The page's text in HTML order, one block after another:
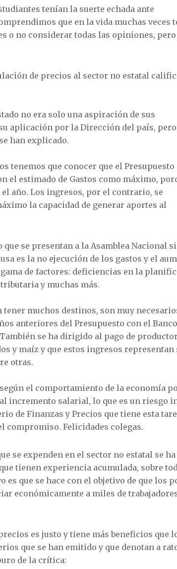
tenían la suerte echada ante
que en la vida muchas veces
o no considerar todas las opiniones,
de precios al sector no estatal
no era solo una aspiración de sus
aplicación por la Dirección del país,
han explicado.
tenemos que conocer que el Presupuesto
el estimado de Gastos como máximo,
año. Los ingresos, por el contrario, se
la capacidad de generar aportes al
se presentan a la Asamblea Nacional
es la no ejecución de los gastos y el
de factores: deficiencias en la
y muchas más.
muchos destinos, son muy
anteriores del Presupuesto con el
se ha dirigido al pago de
y maíz y que estos ingresos representan
otras.
el comportamiento de la economía
incremento salarial, lo que es un riesgo
de Finanzas y Precios que tiene esta
compromiso. Felicidades colegas.
se expenden en el sector no estatal se ha
tienen experiencia acumulada, sobre
que se hace con el objetivo de que los
económicamente a miles de
es justo y tiene más beneficios que
que se han emitido y que denotan a
de la crítica: